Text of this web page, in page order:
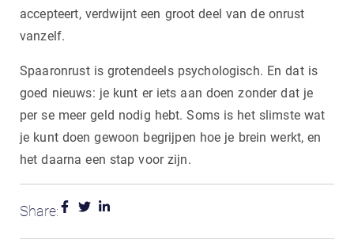
accepteert, verdwijnt een groot deel van de onrust
vanzelf.
Spaaronrust is grotendeels psychologisch. En dat is
goed nieuws: je kunt er iets aan doen zonder dat je
per se meer geld nodig hebt. Soms is het slimste wat
je kunt doen gewoon begrijpen hoe je brein werkt, en
het daarna een stap voor zijn.
Share: